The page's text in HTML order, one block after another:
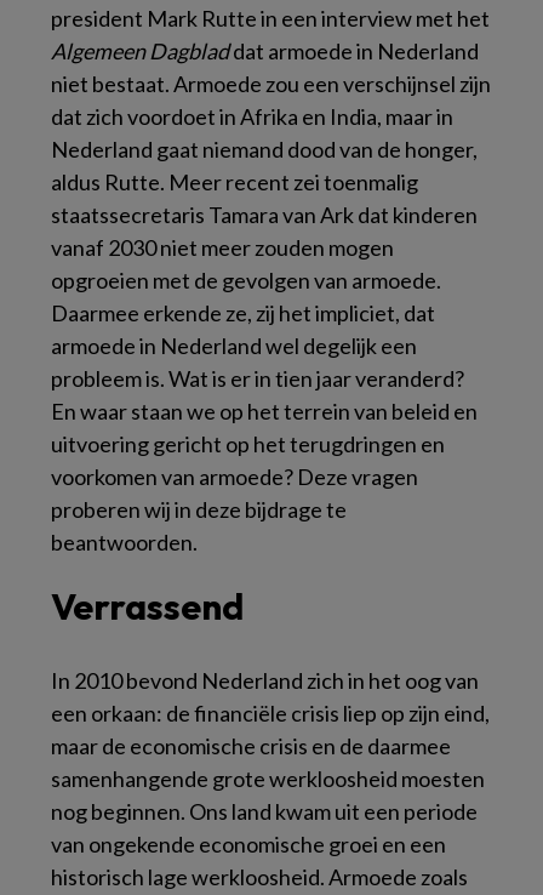
president Mark Rutte in een interview met het
Algemeen Dagbladdat armoede in Nederland
niet bestaat. Armoede zou een verschijnsel zijn
dat zich voordoet in Afrika en India, maar in
Nederland gaat niemand dood van de honger,
aldus Rutte. Meer recent zei toenmalig
staatssecretaris Tamara van Ark dat kinderen
vanaf 2030 niet meer zouden mogen
opgroeien met de gevolgen van armoede.
Daarmee erkende ze, zij het impliciet, dat
armoede in Nederland wel degelijk een
probleem is. Wat is er in tien jaar veranderd?
En waar staan we op het terrein van beleid en
uitvoering gericht op het terugdringen en
voorkomen van armoede? Deze vragen
proberen wij in deze bijdrage te
beantwoorden.
Verrassend
In 2010 bevond Nederland zich in het oog van
een orkaan: de financiële crisis liep op zijn eind,
maar de economische crisis en de daarmee
samenhangende grote werkloosheid moesten
nog beginnen. Ons land kwam uit een periode
van ongekende economische groei en een
historisch lage werkloosheid. Armoede zoals